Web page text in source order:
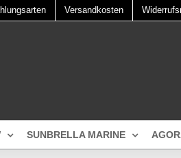
Versandkosten
SUNBRELLA MARINE